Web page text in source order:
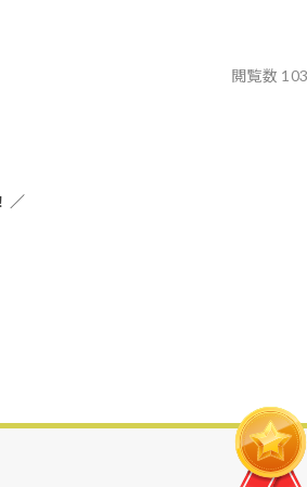
閲覧数
／